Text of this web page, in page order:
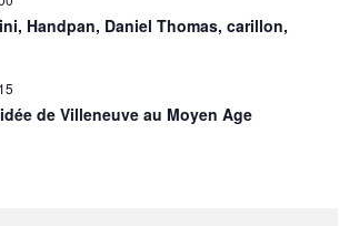
Handpan, Daniel Thomas, carillon,
de Villeneuve au Moyen Age